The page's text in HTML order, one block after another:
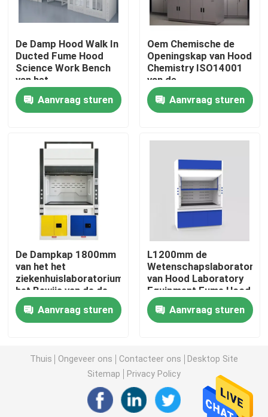
Modern Laboratoriummeubilair
Het Meubilair van het schoollaboratorium
De Bank van het laboratoriumeiland
De Bank van de laboratoriummuur
De Kap van de laboratoriumdamp
De Bank van het laboratoriumsaldo
De Banken van het laboratoriumwerk
Het Kabinet van de veiligheidsopslag
biologisch veiligheidskabinet
De Damp Hood Walk In
Ducted Fume Hood
Science Work Bench
van het
Desktoplaboratorium
Aanvraag sturen
Oem Chemische de
Openingskap van Hood
Chemistry ISO14001
van de
Laboratoriumventilatie
Aanvraag sturen
De Dampkap 1800mm
van het het
ziekenhuislaboratorium
het Bewijs van de de
Kastcorrosie van de
Laboratoriumdamp
Aanvraag sturen
L1200mm de
van Hood Laboratory
Equipment Fume Hood
van de
Laboratoriumdamp
Aanvraag sturen
Thuis Ongeveer ons Contacteer ons
Desktop Site
Sitemap
Privacy Policy